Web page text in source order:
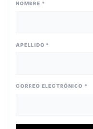
NOMBRE *
APELLIDO *
CORREO ELECTRÓNICO *